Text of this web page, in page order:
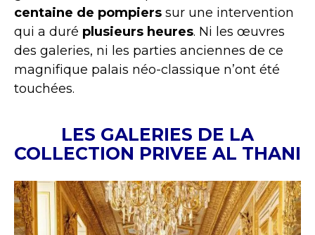
centaine de pompiers sur une intervention
qui a duré plusieurs heures. Ni les œuvres
des galeries, ni les parties anciennes de ce
magnifique palais néo-classique n’ont été
touchées.
LES GALERIES DE LA
COLLECTION PRIVEE AL THANI